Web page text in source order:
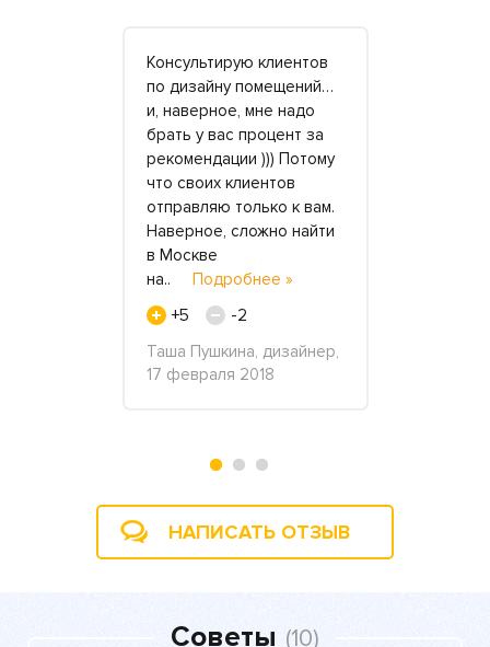
Консультирую клиентов
по дизайну помещений…
и, наверное, мне надо
брать у вас процент за
рекомендации ))) Потому
что своих клиентов
отправляю только к вам.
Наверное, сложно найти
в Москве
на.. Подробнее »
+5
-2
Таша Пушкина, дизайнер,
17 февраля 2018
НАПИСАТЬ ОТЗЫВ
Советы (10)